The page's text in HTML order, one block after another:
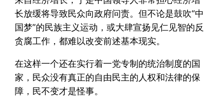
长放缓将导致民众向政府问责。但不论是鼓吹“中
国梦”的民族主义运动，或大肆宣扬见仁见智的反
贪腐工作，都难以改变前述基本现实。
在这样一个还在实行着一党专制的统治制度的国
家，民众没有真正的自由民主的人权和法律的保
障，民不变才是怪事。